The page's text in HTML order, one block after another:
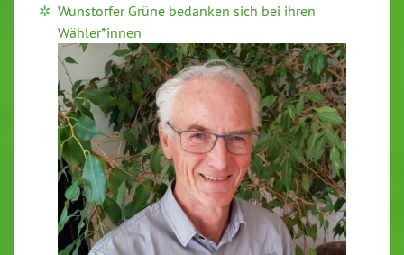
Wunstorfer Grüne bedanken sich bei ihren
Wähler*innen